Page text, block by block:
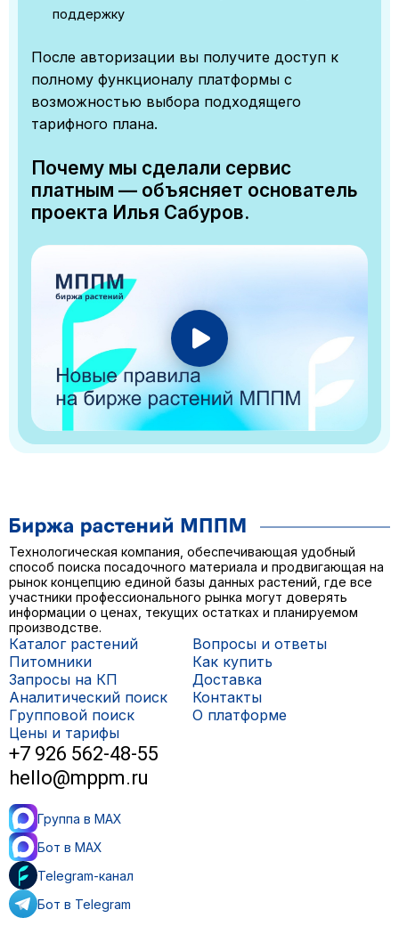
поддержку
После авторизации вы получите доступ к
полному функционалу платформы с
возможностью выбора подходящего
тарифного плана.
Почему мы сделали сервис
платным — объясняет основатель
проекта Илья Сабуров.
Технологическая компания, обеспечивающая удобный
способ поиска посадочного материала и продвигающая на
рынок концепцию единой базы данных растений, где все
участники профессионального рынка могут доверять
информации о ценах, текущих остатках и планируемом
производстве.
Каталог растений
Питомники
Запросы на КП
Аналитический поиск
Групповой поиск
Цены и тарифы
Вопросы и ответы
Как купить
Доставка
Контакты
О платформе
+7 926 562-48-55
hello@mppm.ru
Группа в MAX
Бот в MAX
Telegram-канал
Бот в Telegram